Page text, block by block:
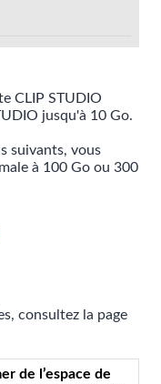
CLIP STUDIO
jusqu'à 10 Go.
suivants, vous
à 100 Go ou 300
consultez la page
de l’espace de